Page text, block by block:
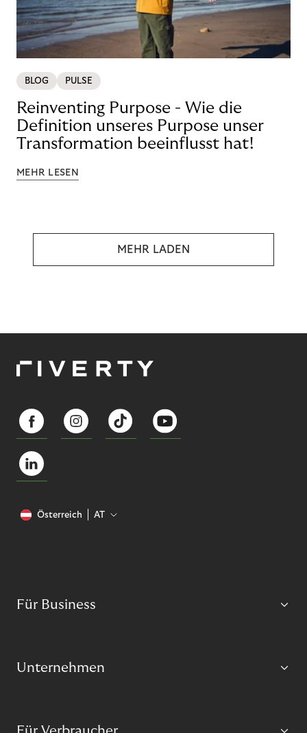
BLOG PULSE
Reinventing Purpose - Wie die
Definition unseres Purpose unser
Transformation beeinflusst hat!
MEHR LESEN
MEHR LADEN
Österreich AT
Für Business
Unternehmen